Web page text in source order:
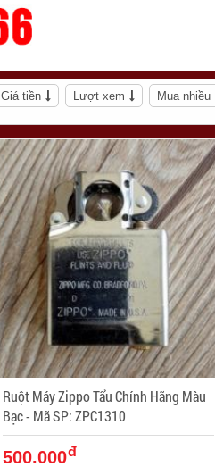
Giá tiền Lượt xem Mua nhiều
Ruột Máy Zippo Tẩu Chính Hãng Màu
Bạc - Mã SP: ZPC1310
500.000đ